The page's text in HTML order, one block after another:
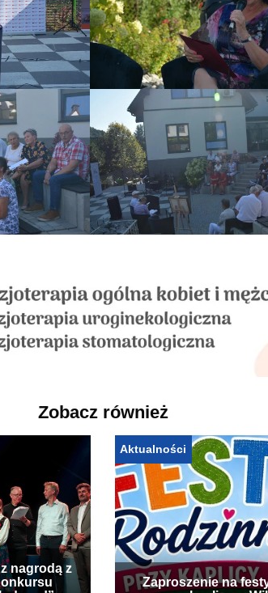
Zobacz również
nagrodą z
Aktualności
Zaproszenie na